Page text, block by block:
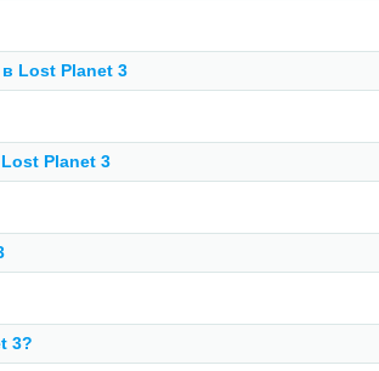
Lost Planet 3
Planet 3
3?